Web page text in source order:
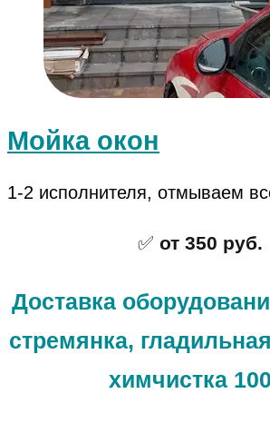
Мойка окон
1-2 исполнителя, отмываем
✅ от 350 руб.
Доставка
стремянка,
химчистка